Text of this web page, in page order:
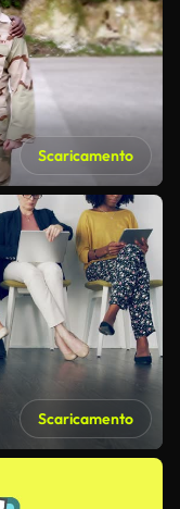
Scaricamento
Scaricamento